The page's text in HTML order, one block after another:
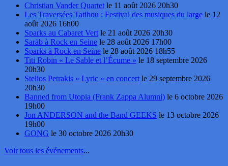
Christian Vander Quartet le 11 août 2026 20h30
Les Traversées Tatihou : Festival des musiques du large le 12
août 2026 16h00
Sparks au Cabaret Vert le 21 août 2026 20h30
Sarāb à Rock en Seine le 28 août 2026 17h00
Sparks à Rock en Seine le 28 août 2026 18h55
Titi Robin « Le Sable et l’Écume » le 18 septembre 2026
20h30
Stelios Petrakis « Lyric » en concert le 29 septembre 2026
20h30
Banned from Utopia (Frank Zappa Alumni) le 6 octobre 2026
19h00
Jon ANDERSON and the Band GEEKS le 13 octobre 2026
19h00
GONG le 30 octobre 2026 20h30
Voir tous les événements...